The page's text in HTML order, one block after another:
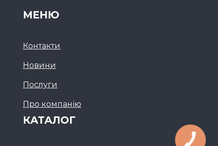
МЕНЮ
Контакти
Новини
Послуги
Про компанію
КАТАЛОГ